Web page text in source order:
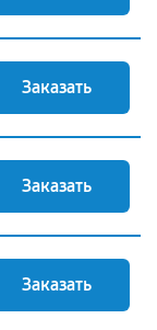
Заказать
Заказать
Заказать